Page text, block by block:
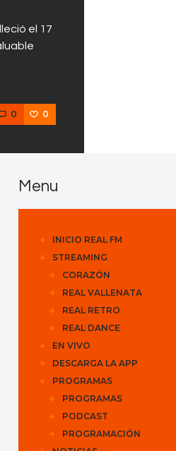
el 17
0 0
Menu
INICIO REAL FM
STREAMING
CORAZÓN
REAL VALLENATA
REAL RETRO
REAL DANCE
EN VIVO
DESCARGA LA APP
PROGRAMAS
PROGRAMAS
PODCAST
PROGRAMACIÓN